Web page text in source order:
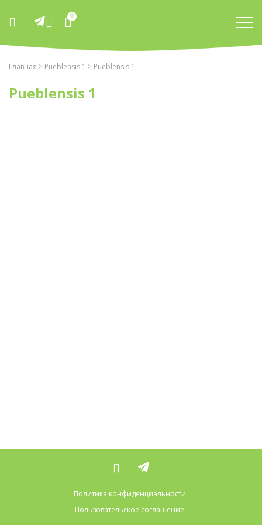
0
Главная > Pueblensis 1 > Pueblensis 1
Pueblensis 1
Политика конфиденциальности
Пользовательское соглашение